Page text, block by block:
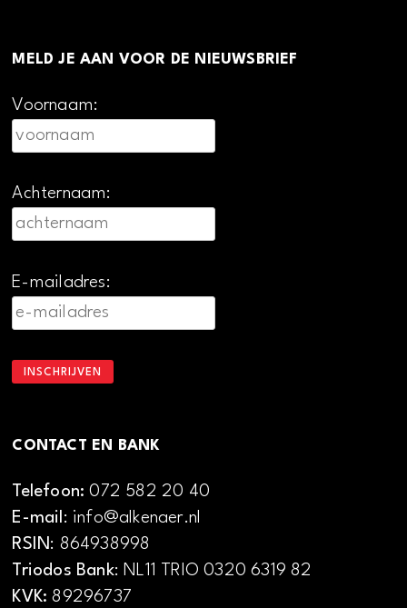
MELD JE AAN VOOR DE NIEUWSBRIEF
Voornaam:
Achternaam:
E-mailadres:
CONTACT EN BANK
Telefoon:072 582 20 40
E-mail: info@alkenaer.nl
RSIN: 864938998
Triodos Bank: NL11 TRIO 0320 6319 82
KVK: 89296737